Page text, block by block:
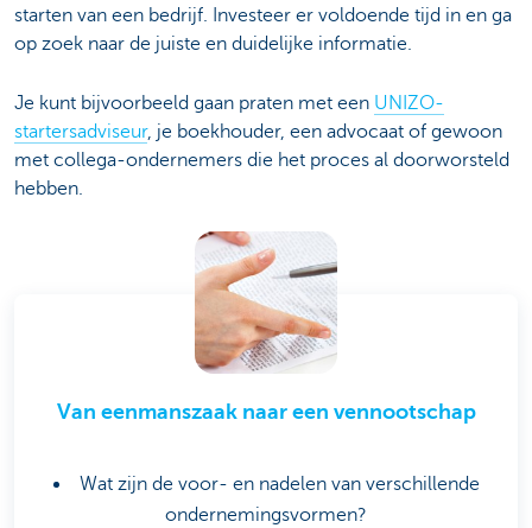
starten van een bedrijf. Investeer er voldoende tijd in en ga
op zoek naar de juiste en duidelijke informatie.
Je kunt bijvoorbeeld gaan praten met een UNIZO-
startersadviseur, je boekhouder, een advocaat of gewoon
met collega-ondernemers die het proces al doorworsteld
hebben.
Van eenmanszaak naar een vennootschap
Wat zijn de voor- en nadelen van verschillende
ondernemingsvormen?